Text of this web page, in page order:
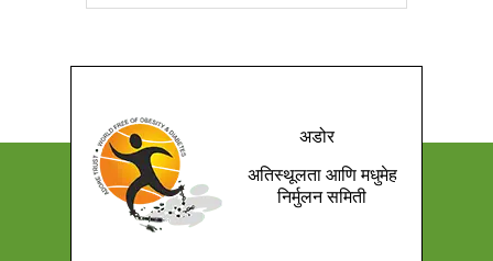
अडोर
अतिस्थूलता आणि मधुमेह
निर्मुलन समिती